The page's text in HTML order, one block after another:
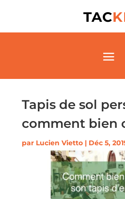
TAC
Tapis de sol
comment bien
par Lucien Vietto| Déc 5,